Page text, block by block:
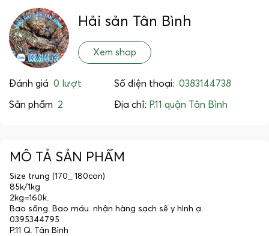
Hải sản Tân Bình
Xem shop
Đánh giá 0 lượt Số điện thoại: 0383144738
Sản phẩm 2 Địa chỉ: P.11 quận Tân Bình
MÔ TẢ SẢN PHẨM
Size trung (170_ 180con)
85k/1kg
2kg=160k.
Bao sống. Bao máu. nhận hàng sạch sẽ y hình ạ.
0395344795
P.11 Q. Tân Bình